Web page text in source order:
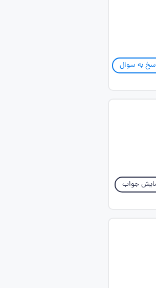
به سوال
جواب